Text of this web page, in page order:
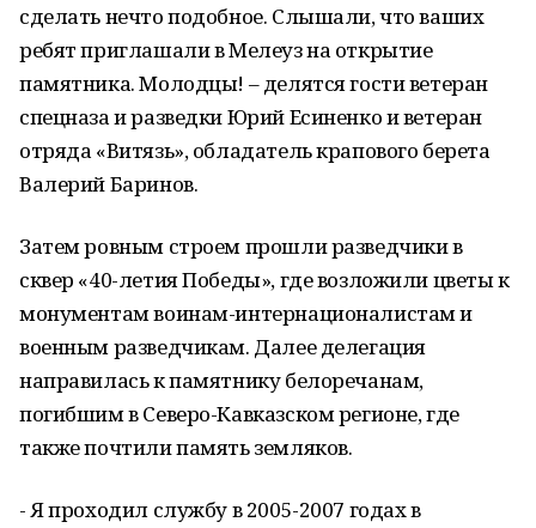
сделать нечто подобное. Слышали, что ваших
ребят приглашали в Мелеуз на открытие
памятника. Молодцы! – делятся гости ветеран
спецназа и разведки Юрий Есиненко и ветеран
отряда «Витязь», обладатель крапового берета
Валерий Баринов.
Затем ровным строем прошли разведчики в
сквер «40-летия Победы», где возложили цветы к
монументам воинам-интернационалистам и
военным разведчикам. Далее делегация
направилась к памятнику белоречанам,
погибшим в Северо-Кавказском регионе, где
также почтили память земляков.
- Я проходил службу в 2005-2007 годах в